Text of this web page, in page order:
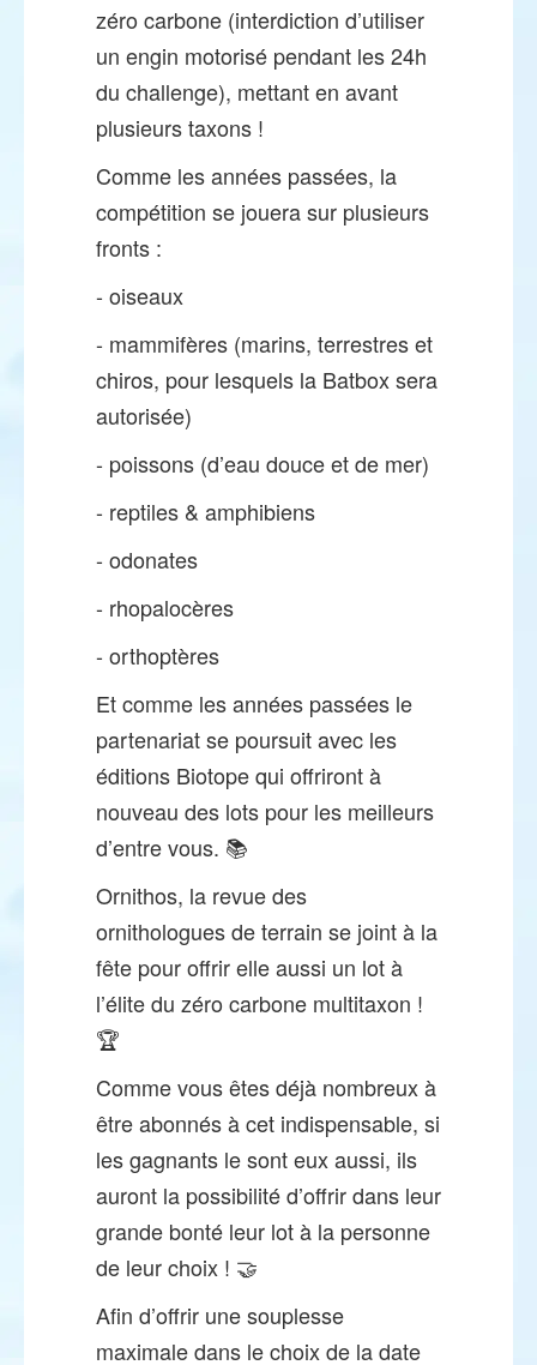
zéro carbone (interdiction d’utiliser
un engin motorisé pendant les 24h
du challenge), mettant en avant
plusieurs taxons !
Comme les années passées, la
compétition se jouera sur plusieurs
fronts :
- oiseaux
- mammifères (marins, terrestres et
chiros, pour lesquels la Batbox sera
autorisée)
- poissons (d’eau douce et de mer)
- reptiles & amphibiens
- odonates
- rhopalocères
- orthoptères
Et comme les années passées le
partenariat se poursuit avec les
éditions Biotope qui offriront à
nouveau des lots pour les meilleurs
d’entre vous. 📚
Ornithos, la revue des
ornithologues de terrain se joint à la
fête pour offrir elle aussi un lot à
l’élite du zéro carbone multitaxon !
🏆
Comme vous êtes déjà nombreux à
être abonnés à cet indispensable, si
les gagnants le sont eux aussi, ils
auront la possibilité d’offrir dans leur
grande bonté leur lot à la personne
de leur choix ! 🤝
Afin d’offrir une souplesse
maximale dans le choix de la date